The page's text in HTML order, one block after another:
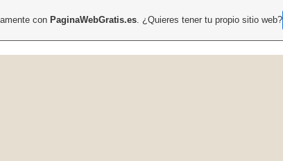
con PaginaWebGratis.es. ¿Quieres tener tu propio sitio web?